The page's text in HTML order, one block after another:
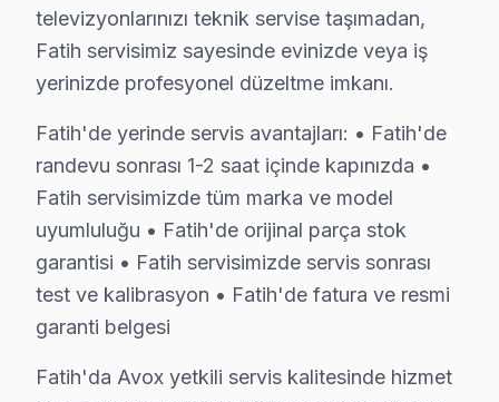
Fatih ilçesinin tarihi ve sosyoekonomik yapısı,
Fatih ve Elektronik Tüketim Tarihi
Panel Sorunu - "Ekran Çizgilenmesi"
: Avox
2.Anakart Sorunu - "Kapanma": Avox
3.Güç Kartı Sorunu - "Güç Kaybı": Güç kaybı
4.Backlight Sorunu - "Karanlık Ekran": Avox
5.Yazılım Sorunu - "Donma": Avox televizyon’lerin
Bu sorunlar, Fatih ilçesinde Avox televizyonunuz
televizyonlarınızı teknik servise taşımadan,
Fatih servisimiz sayesinde evinizde veya iş
yerinizde profesyonel düzeltme imkanı.
Fatih'de yerinde servis avantajları: • Fatih'de
randevu sonrası 1-2 saat içinde kapınızda •
Fatih servisimizde tüm marka ve model
uyumluluğu • Fatih'de orijinal parça stok
garantisi • Fatih servisimizde servis sonrası
test ve kalibrasyon • Fatih'de fatura ve resmi
garanti belgesi
Fatih'da Avox yetkili servis kalitesinde hizmet